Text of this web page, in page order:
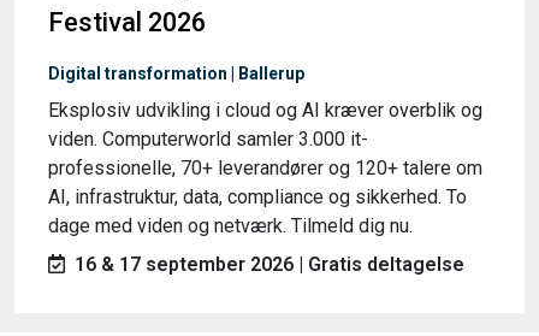
Festival 2026
Digital transformation | Ballerup
Eksplosiv udvikling i cloud og AI kræver overblik og
viden. Computerworld samler 3.000 it-
professionelle, 70+ leverandører og 120+ talere om
AI, infrastruktur, data, compliance og sikkerhed. To
dage med viden og netværk. Tilmeld dig nu.
16 & 17 september 2026 | Gratis deltagelse